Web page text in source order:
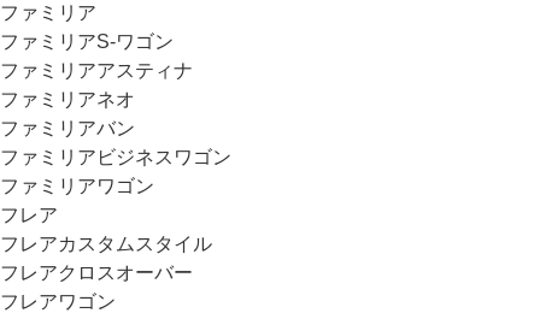
ファミリア
ファミリアS-ワゴン
ファミリアアスティナ
ファミリアネオ
ファミリアバン
ファミリアビジネスワゴン
ファミリアワゴン
フレア
フレアカスタムスタイル
フレアクロスオーバー
フレアワゴン